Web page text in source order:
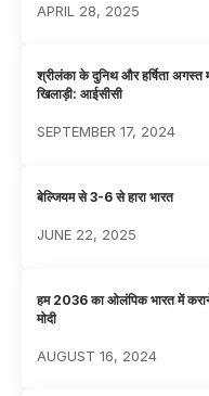
APRIL 28, 2025
श्रीलंका के दुनिथ और हर्षिता अगस्त
खिलाड़ी: आईसीसी
SEPTEMBER 17, 2024
बेल्जियम से 3-6 से हारा भारत
JUNE 22, 2025
हम 2036 का ओलंपिक भारत में
मोदी
AUGUST 16, 2024